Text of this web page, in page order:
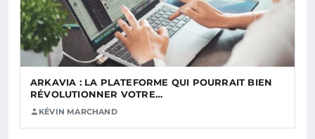
ARKAVIA : LA PLATEFORME QUI POURRAIT BIEN
RÉVOLUTIONNER VOTRE…
KÉVIN MARCHAND